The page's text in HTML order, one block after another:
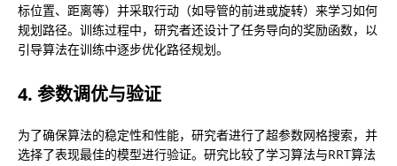
标位置、距离等）并采取行动（如导管的前进或旋转）来学习如何
规划路径。训练过程中，研究者还设计了任务导向的奖励函数，以
引导算法在训练中逐步优化路径规划。
4. 参数调优与验证
为了确保算法的稳定性和性能，研究者进行了超参数网格搜索，并
选择了表现最佳的模型进行验证。研究比较了学习算法与RRT算法